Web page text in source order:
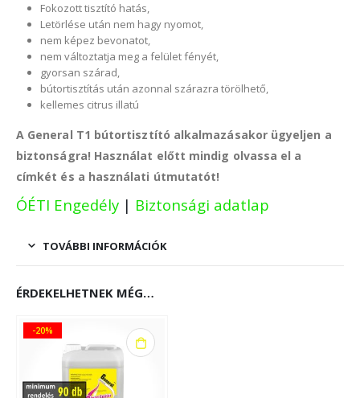
Fokozott tisztító hatás,
Letörlése után nem hagy nyomot,
nem képez bevonatot,
nem változtatja meg a felület fényét,
gyorsan szárad,
bútortisztítás után azonnal szárazra törölhető,
kellemes citrus illatú
A General T1 bútortisztító alkalmazásakor ügyeljen a
biztonságra! Használat előtt mindig olvassa el a
címkét és a használati útmutatót!
ÓÉTI Engedély | Biztonsági adatlap
TOVÁBBI INFORMÁCIÓK
ÉRDEKELHETNEK MÉG…
-20%